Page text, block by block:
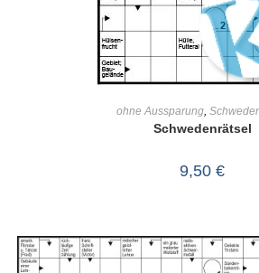
ohne Aussparung,
Schwedenrätsel
9,50 €